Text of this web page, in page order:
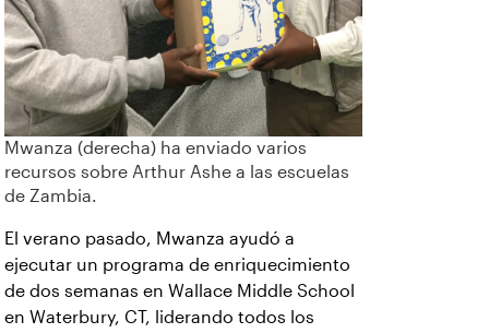
Mwanza (derecha) ha enviado varios
recursos sobre Arthur Ashe a las escuelas
de Zambia.
El verano pasado, Mwanza ayudó a
ejecutar un programa de enriquecimiento
de dos semanas en Wallace Middle School
en Waterbury, CT, liderando todos los